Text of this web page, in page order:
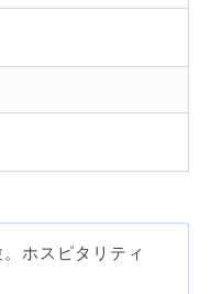
ホスピタリティ